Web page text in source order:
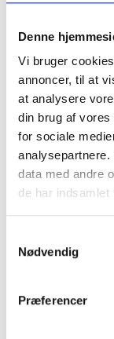
Denne
Vi bruger
annoncer, til at
at analysere
din brug af
for sociale
data med andre
de har indsamlet
Nødvendig
Præferencer
arkitektonisk
beboelse
muligheder
boliger med
Projektet skal
konstruktions-
bærende- og
ombygningen
forhold og